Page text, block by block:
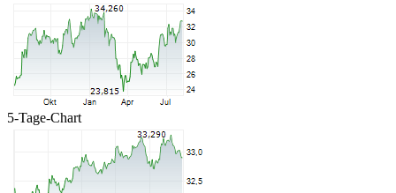
5-Tage-Chart